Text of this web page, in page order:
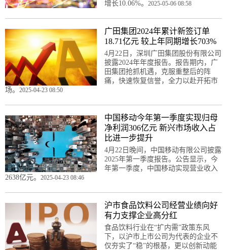
增长10.06%。 2025-05-06 08:58
广田集团2024年累计新签订单
18.71亿元 较上年同期增长703%
4月22日，深圳广田集团股份有限公司
披露2024年年度报告。报告期内，广
田集团抢抓机遇，克服重整后的阵
痛，快速恢复信誉，全力以赴开拓市
场。 2025-04-23 08:50
中国移动今年第一季度实现归母
净利润306亿元 新兴市场收入占
比进一步提升
4月22日晚间，中国移动有限公司披露
2025年第一季度报告。公告显示，今
年第一季度，中国移动实现营业收入
2638亿元。 2025-04-23 08:46
沪市食品饮料公司经营业绩向好
有力支撑企业高分红
食品饮料行业在“扩内需”政策东风
下，以沪市上市公司为代表的企业不
仅夯实了“稳”的根基，更以创新动能